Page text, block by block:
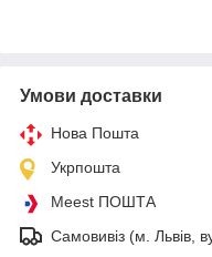
Умови доставки
Нова Пошта
Укрпошта
Meest ПОШТА
Самовивіз (м. Львів,